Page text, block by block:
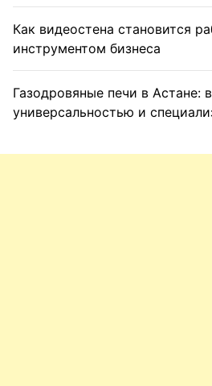
Как видеостена становится
инструментом бизнеса
Газодровяные печи в
универсальностью и